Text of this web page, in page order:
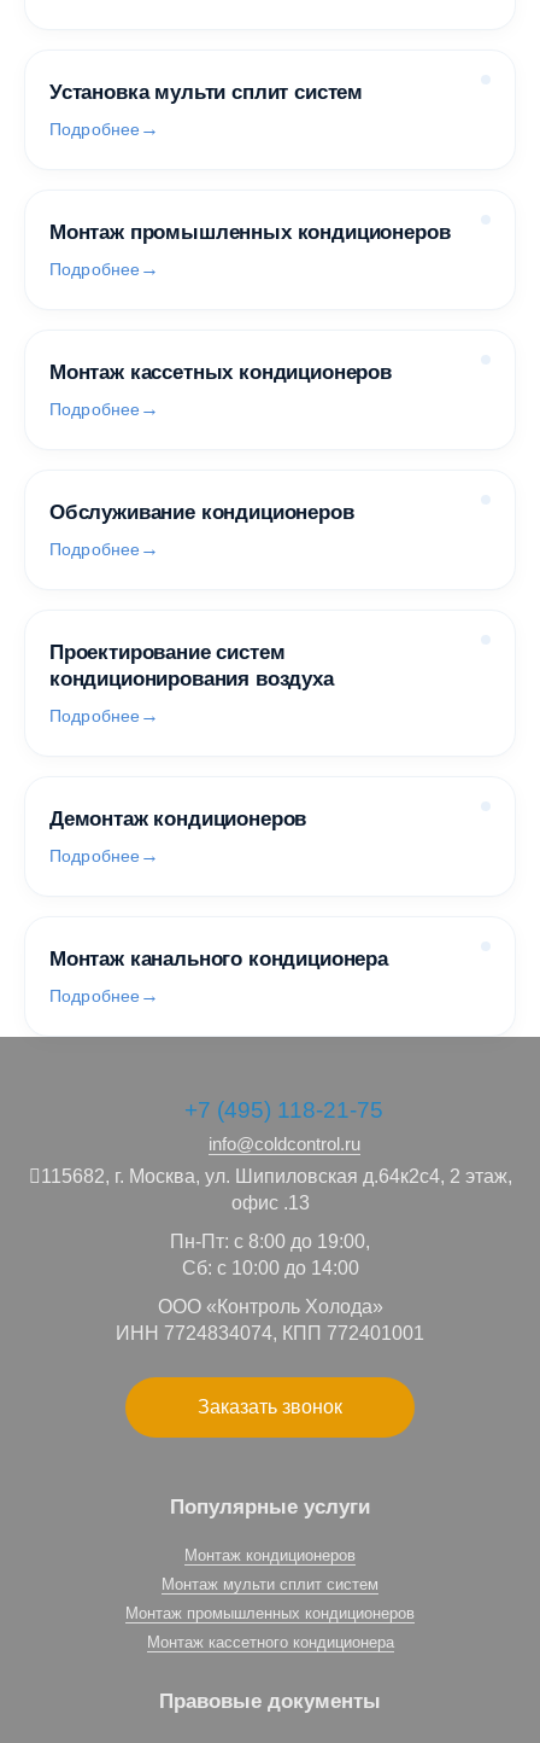
Установка мульти сплит систем
Подробнее
Монтаж промышленных кондиционеров
Подробнее
Монтаж кассетных кондиционеров
Подробнее
Обслуживание кондиционеров
Подробнее
Проектирование систем
кондиционирования воздуха
Подробнее
Демонтаж кондиционеров
Подробнее
Монтаж канального кондиционера
Подробнее
+7 (495) 118-21-75
info@coldcontrol.ru
115682, г. Москва, ул. Шипиловская д.64к2с4, 2 этаж,
офис .13
Пн-Пт: с 8:00 до 19:00,
Сб: с 10:00 до 14:00
ООО «Контроль Холода»
ИНН 7724834074, КПП 772401001
Заказать звонок
Популярные услуги
Монтаж кондиционеров
Монтаж мульти сплит систем
Монтаж промышленных кондиционеров
Монтаж кассетного кондиционера
Правовые документы